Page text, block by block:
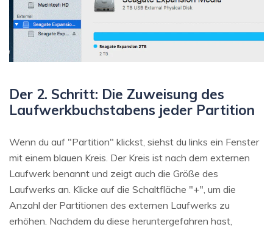
Der 2. Schritt: Die Zuweisung des
Laufwerkbuchstabens jeder Partition
Wenn du auf "Partition" klickst, siehst du links ein Fenster
mit einem blauen Kreis. Der Kreis ist nach dem externen
Laufwerk benannt und zeigt auch die Größe des
Laufwerks an. Klicke auf die Schaltfläche "+", um die
Anzahl der Partitionen des externen Laufwerks zu
erhöhen. Nachdem du diese heruntergefahren hast,